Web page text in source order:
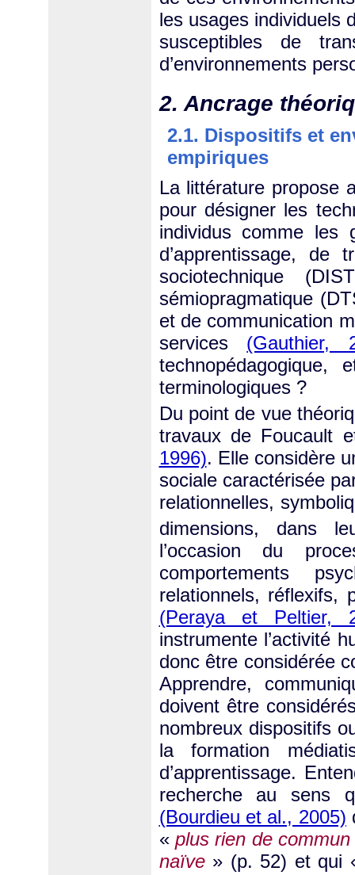
les usages individuels
susceptibles de
d’environnements
2. Ancrage
2.1. Dispositifs et
empiriques
La littérature propose
pour désigner les
individus comme les
d’apprentissage, de
sociotechnique
sémiopragmatique
et de communication
services (Gauthier,
terminologiques ?
Du point de vue
travaux de Foucault
1996). Elle considère
sociale caractérisée
relationnelles,
dimensions, dans
l’occasion du
comportements
relationnels, réflexifs,
(Peraya et Peltier,
instrumente l’activité
donc être considérée
Apprendre,
doivent être
nombreux dispositifs
la formation
d’apprentissage.
recherche au sens
(Bourdieu et al., 2005)
« plus rien de
naïve» (p. 52) et qui